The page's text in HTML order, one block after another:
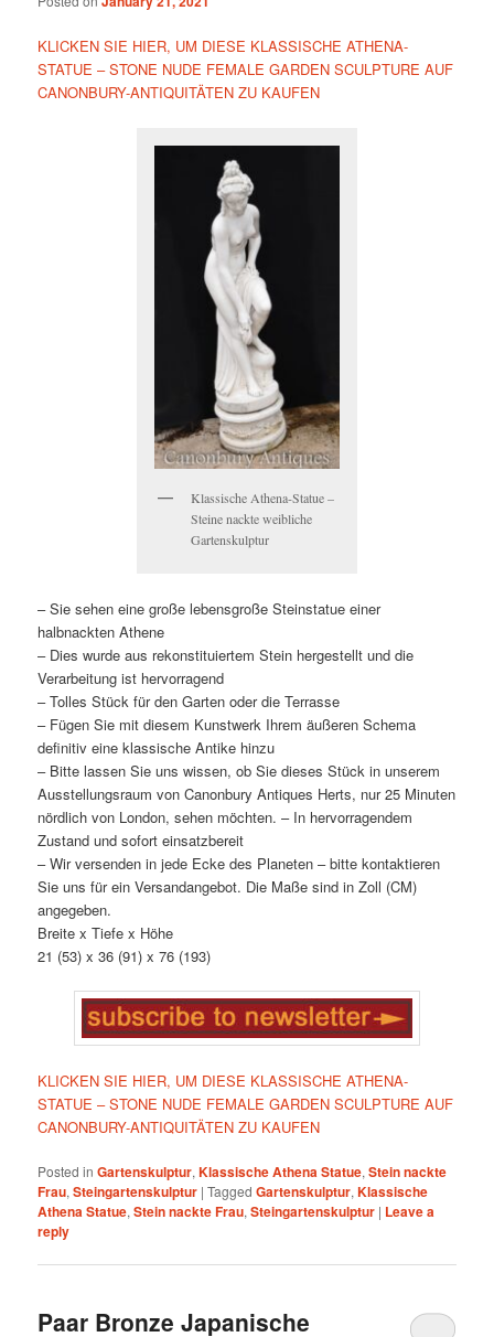
KLICKEN SIE HIER, UM DIESE KLASSISCHE ATHENA-
STATUE – STONE NUDE FEMALE GARDEN SCULPTURE AUF
CANONBURY-ANTIQUITÄTEN ZU KAUFEN
Klassische Athena-Statue –
Steine nackte weibliche
Gartenskulptur
– Sie sehen eine große lebensgroße Steinstatue einer
halbnackten Athene
– Dies wurde aus rekonstituiertem Stein hergestellt und die
Verarbeitung ist hervorragend
– Tolles Stück für den Garten oder die Terrasse
– Fügen Sie mit diesem Kunstwerk Ihrem äußeren Schema
definitiv eine klassische Antike hinzu
– Bitte lassen Sie uns wissen, ob Sie dieses Stück in unserem
Ausstellungsraum von Canonbury Antiques Herts, nur 25 Minuten
nördlich von London, sehen möchten. – In hervorragendem
Zustand und sofort einsatzbereit
– Wir versenden in jede Ecke des Planeten – bitte kontaktieren
Sie uns für ein Versandangebot. Die Maße sind in Zoll (CM)
angegeben.
Breite x Tiefe x Höhe
21 (53) x 36 (91) x 76 (193)
KLICKEN SIE HIER, UM DIESE KLASSISCHE ATHENA-
STATUE – STONE NUDE FEMALE GARDEN SCULPTURE AUF
CANONBURY-ANTIQUITÄTEN ZU KAUFEN
Posted in Gartenskulptur,Klassische Athena Statue,Stein nackte
Frau,Steingartenskulptur |Tagged Gartenskulptur,Klassische
Athena Statue,Stein nackte Frau,Steingartenskulptur | Leave a
reply
Paar Bronze Japanische